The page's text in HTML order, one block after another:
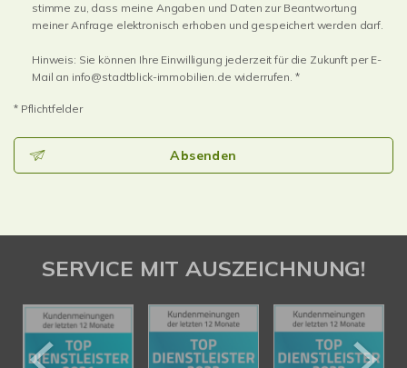
stimme zu, dass meine Angaben und Daten zur Beantwortung
meiner Anfrage elektronisch erhoben und gespeichert werden darf.
Hinweis: Sie können Ihre Einwilligung jederzeit für die Zukunft per E-
Mail an info@stadtblick-immobilien.de widerrufen. *
* Pflichtfelder
Absenden
SERVICE MIT AUSZEICHNUNG!